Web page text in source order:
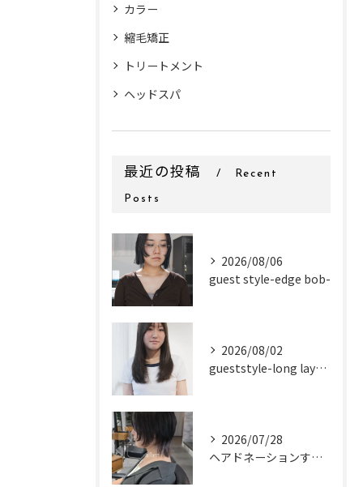
カラー
縮毛矯正
トリートメント
ヘッドスパ
最近の投稿 Recent
Posts
2026/08/06
guest style-edge bob-
2026/08/02
gueststyle-long layer-
2026/07/28
ヘアドネーションするお客様✂